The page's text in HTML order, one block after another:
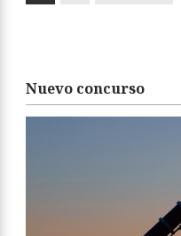
Nuevo concurso